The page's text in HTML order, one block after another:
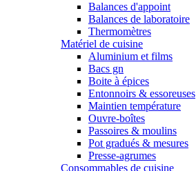
Balances d'appoint
Balances de laboratoire
Thermomètres
Matériel de cuisine
Aluminium et films
Bacs gn
Boite à épices
Entonnoirs & essoreuses
Maintien température
Ouvre-boîtes
Passoires & moulins
Pot gradués & mesures
Presse-agrumes
Consommables de cuisine